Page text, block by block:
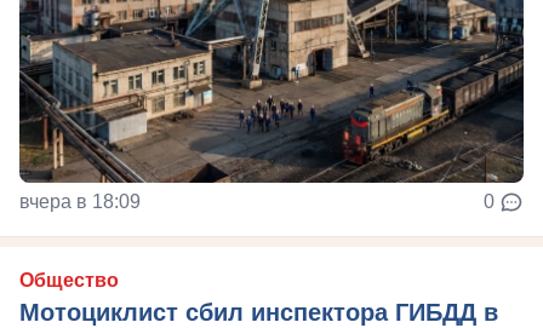
вчера в 18:09 0
Общество
Мотоциклист сбил инспектора ГИБДД в